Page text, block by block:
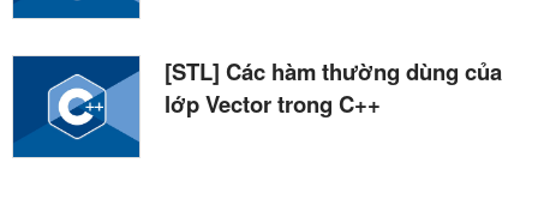
[STL] Các hàm thường dùng của
lớp Vector trong C++